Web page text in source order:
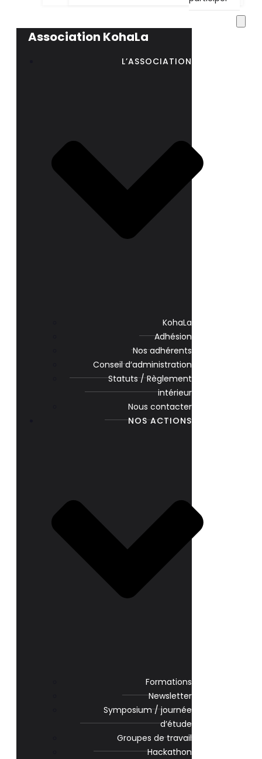
Association KohaLa
L’ASSOCIATION
KohaLa
Adhésion
Nos adhérents
Conseil d’administration
Statuts / Règlement
intérieur
Nous contacter
NOS ACTIONS
Formations
Newsletter
Symposium / journée
d’étude
Groupes de travail
Hackathon